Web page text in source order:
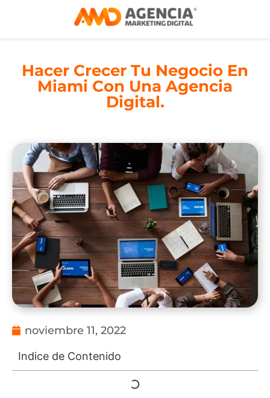
Hacer Crecer Tu Negocio En
Miami Con Una Agencia
Digital.
noviembre 11, 2022
Indice de Contenido